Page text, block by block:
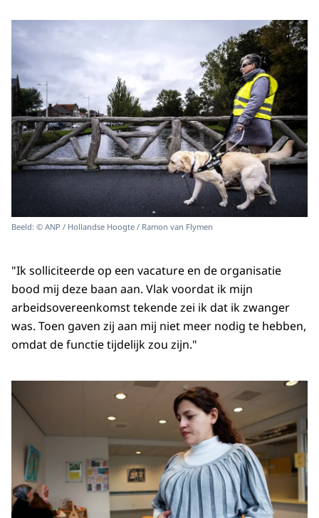
43
Arbeidsduur
11
9
Politieke overtuiging
7
Levensovertuiging
7
Vaste en tijdelijke contracten 5
WAZO-verlof
4
Arbeidsinvulling
0
Beeld: © ANP / Hollandse Hoogte / Ramon van Flymen
"Ik solliciteerde op een vacature en de organisatie
bood mij deze baan aan. Vlak voordat ik mijn
arbeidsovereenkomst tekende zei ik dat ik zwanger
was. Toen gaven zij aan mij niet meer nodig te hebben,
omdat de functie tijdelijk zou zijn."